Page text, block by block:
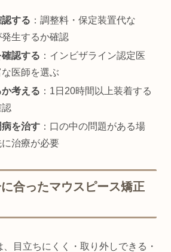
する ：調整料・保定装置代な
生するか確認
認する ：インビザライン認定医
医師を選ぶ
考える ：1日20時間以上装着する
認
を治す ：口の中の問題がある場
治療が必要
合ったマウスピース矯正
目立ちにくく・取り外しできる・